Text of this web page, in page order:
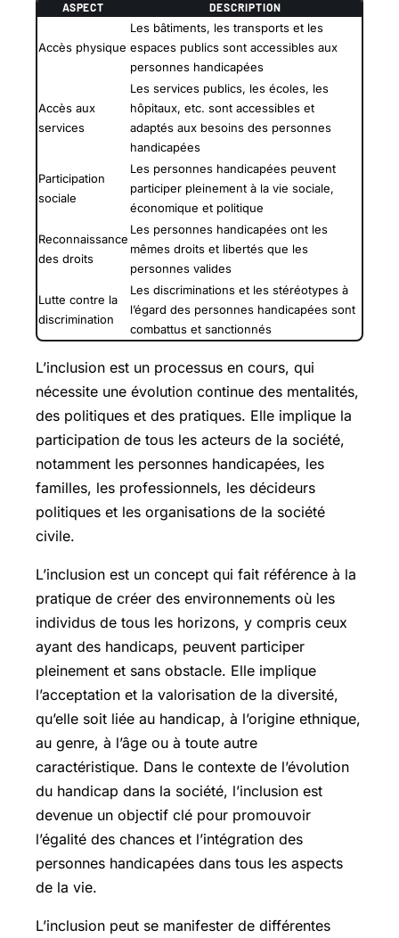
ASPECT DESCRIPTION
Accès physique
Les bâtiments, les transports et les
espaces publics sont accessibles aux
personnes handicapées
Accès aux
services
Les services publics, les écoles, les
hôpitaux, etc. sont accessibles et
adaptés aux besoins des personnes
handicapées
Participation
sociale
Les personnes handicapées peuvent
participer pleinement à la vie sociale,
économique et politique
Reconnaissance
des droits
Les personnes handicapées ont les
mêmes droits et libertés que les
personnes valides
Lutte contre la
discrimination
Les discriminations et les stéréotypes à
l’égard des personnes handicapées sont
combattus et sanctionnés
L’inclusion est un processus en cours, qui
nécessite une évolution continue des mentalités,
des politiques et des pratiques. Elle implique la
participation de tous les acteurs de la société,
notamment les personnes handicapées, les
familles, les professionnels, les décideurs
politiques et les organisations de la société
civile.
L’inclusion est un concept qui fait référence à la
pratique de créer des environnements où les
individus de tous les horizons, y compris ceux
ayant des handicaps, peuvent participer
pleinement et sans obstacle. Elle implique
l’acceptation et la valorisation de la diversité,
qu’elle soit liée au handicap, à l’origine ethnique,
au genre, à l’âge ou à toute autre
caractéristique. Dans le contexte de l’évolution
du handicap dans la société, l’inclusion est
devenue un objectif clé pour promouvoir
l’égalité des chances et l’intégration des
personnes handicapées dans tous les aspects
de la vie.
L’inclusion peut se manifester de différentes